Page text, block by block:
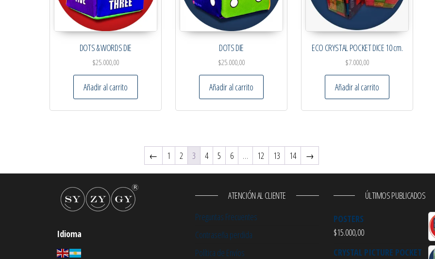
DOTS & WORDS DIE
$25.000,00
Añadir al carrito
DOTS DIE
$25.000,00
Añadir al carrito
ECO CRYSTAL POCKET DICE 10 cm.
$7.000,00
Añadir al carrito
← 1 2 3 4 5 6 … 12 13 14 →
Idioma
ATENCIÓN AL CLIENTE
Preguntas Frecuentes
Contraseña perdida
Política de Envíos
ÚLTIMOS PUBLICADOS
POSTERS
$15.000,00
CRYSTAL PICTURE POCKET